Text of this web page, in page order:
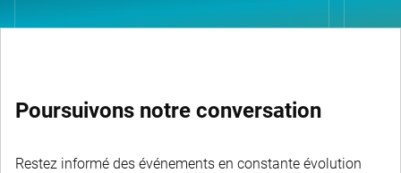
Poursuivons notre conversation
Restez informé des événements en constante évolution